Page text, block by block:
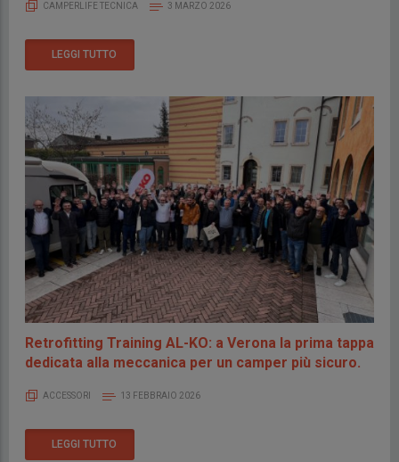
CAMPERLIFE TECNICA 3 MARZO 2026
LEGGI TUTTO
Retrofitting Training AL-KO: a Verona la prima tappa
dedicata alla meccanica per un camper più sicuro.
ACCESSORI 13 FEBBRAIO 2026
LEGGI TUTTO